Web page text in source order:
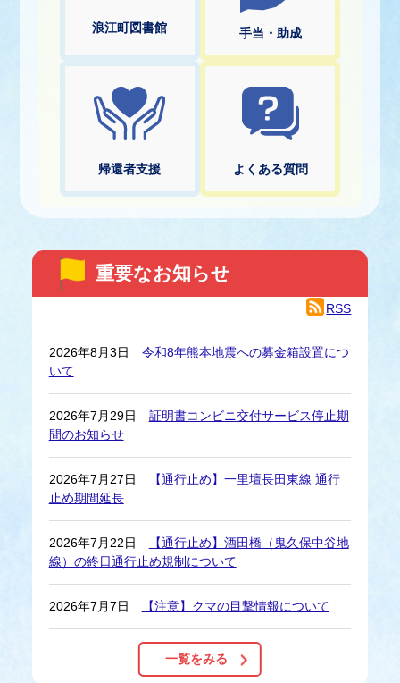
浪江町図書館 手当・助成
帰還者支援 よくある質問
重要なお知らせ
RSS
2026年8月3日
令和8年熊本地震への募金箱設置につ
いて
2026年7月29日
証明書コンビニ交付サービス停止期
間のお知らせ
2026年7月27日
【通行止め】一里壇長田東線 通行
止め期間延長
2026年7月22日
【通行止め】酒田橋（鬼久保中谷地
線）の終日通行止め規制について
2026年7月7日 【注意】クマの目撃情報について
一覧をみる